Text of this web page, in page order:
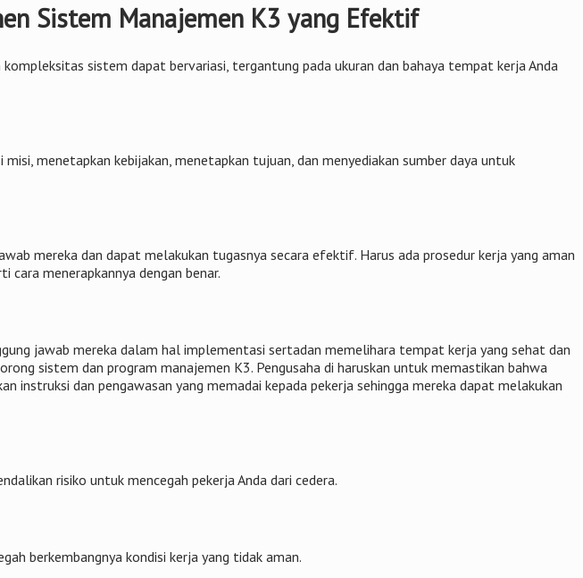
Sistem Manajemen K3 yang Efektif
sistem dapat bervariasi, tergantung pada ukuran dan bahaya tempat kerja Anda
menetapkan kebijakan, menetapkan tujuan, dan menyediakan sumber daya untuk
mereka dan dapat melakukan tugasnya secara efektif. Harus ada prosedur kerja yang aman
menerapkannya dengan benar.
jawab mereka dalam hal implementasi sertadan memelihara tempat kerja yang sehat dan
sistem dan program manajemen K3. Pengusaha di haruskan untuk memastikan bahwa
instruksi dan pengawasan yang memadai kepada pekerja sehingga mereka dapat melakukan
risiko untuk mencegah pekerja Anda dari cedera.
berkembangnya kondisi kerja yang tidak aman.